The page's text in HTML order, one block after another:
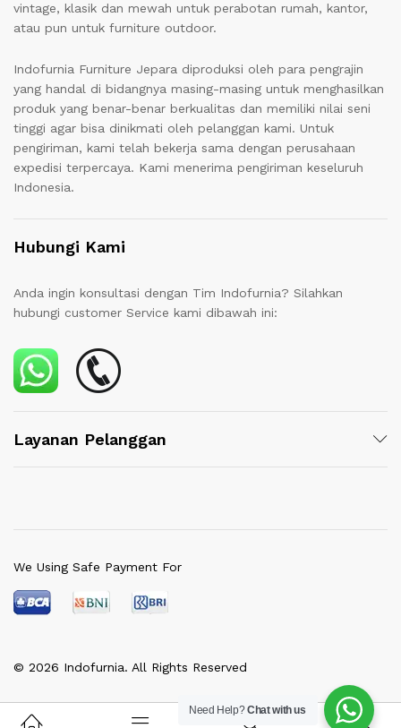
vintage, klasik dan mewah untuk perabotan rumah, kantor,
atau pun untuk furniture outdoor.
Indofurnia Furniture Jepara diproduksi oleh para pengrajin
yang handal di bidangnya masing-masing untuk menghasilkan
produk yang benar-benar berkualitas dan memiliki nilai seni
tinggi agar bisa dinikmati oleh pelanggan kami. Untuk
pengiriman, kami telah bekerja sama dengan perusahaan
expedisi terpercaya. Kami menerima pengiriman keseluruh
Indonesia.
Hubungi Kami
Anda ingin konsultasi dengan Tim Indofurnia? Silahkan
hubungi customer Service kami dibawah ini:
Layanan Pelanggan
© 2026 Indofurnia. All Rights Reserved
We Using Safe Payment For
Need Help?Chat with us